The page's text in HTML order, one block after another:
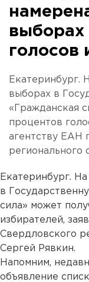
выборах
голосов
Екатеринбург.
выборах в
«Гражданская
процентов
агентству ЕАН
регионального
Екатеринбург.
в
сила» может
избирателей,
Свердловского
Сергей Рявкин.
Напомним,
объявление